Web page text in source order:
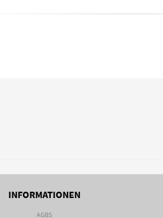
INFORMATIONEN
AGBS